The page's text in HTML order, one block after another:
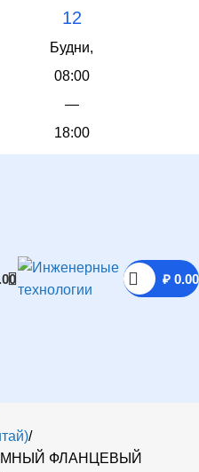
12
Будни,
08:00
—
18:00
₽ 0.00
ФЛАНЦЕВЫЙ